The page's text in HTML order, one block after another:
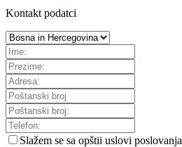
Kontakt podatci
Slažem se sa opštii uslovi poslovanja